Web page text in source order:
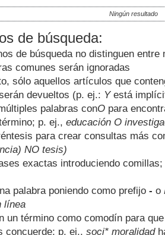
Ningún resultado
de búsqueda:
de búsqueda no distinguen
comunes serán ignoradas
sólo aquellos artículos que
devueltos (p. ej.: Yestá
palabras conO para
p. ej., educación O
para crear consultas más
NO tesis)
exactas introduciendo
palabra poniendo como prefijo - o
línea
un término como comodín para
concuerde; p. ej., soci* moralidad